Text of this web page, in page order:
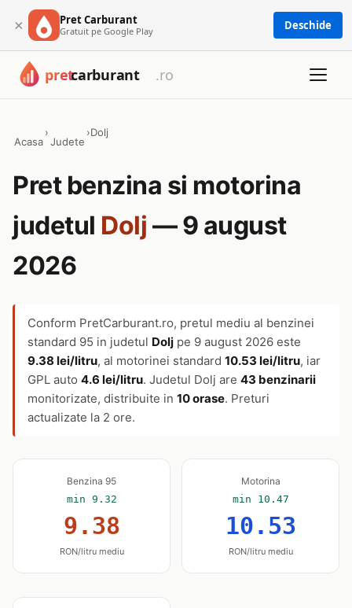
× Pret Carburant
Gratuit pe Google Play Deschide
Acasa
›
Judete
›Dolj
Pret benzina si motorina
judetul Dolj — 9 august
2026
Conform PretCarburant.ro, pretul mediu al benzinei
standard 95 in judetul Dolj pe 9 august 2026 este
9.38 lei/litru, al motorinei standard 10.53 lei/litru, iar
GPL auto 4.6 lei/litru. Judetul Dolj are 43 benzinarii
monitorizate, distribuite in 10 orase. Preturi
actualizate la 2 ore.
Benzina 95
min 9.32
9.38
RON/litru mediu
Motorina
min 10.47
10.53
RON/litru mediu